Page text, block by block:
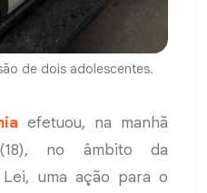
de dois adolescentes.
efetuou, na manhã
no âmbito da
uma ação para o